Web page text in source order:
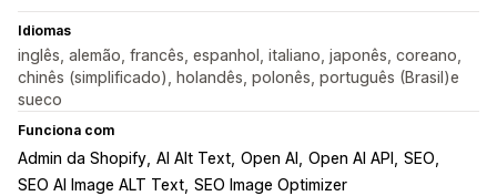
Idiomas
inglês, alemão, francês, espanhol, italiano, japonês, coreano,
chinês (simplificado), holandês, polonês, português (Brasil)e
sueco
Funciona com
Admin da Shopify AI Alt Text Open AI Open AI API
SEO
SEO AI Image ALT Text SEO Image Optimizer